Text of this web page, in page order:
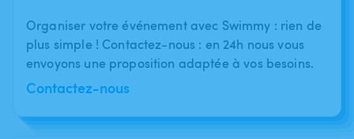
Organiser votre événement avec Swimmy : rien de
plus simple ! Contactez-nous : en 24h nous vous
envoyons une proposition adaptée à vos besoins.
Contactez-nous